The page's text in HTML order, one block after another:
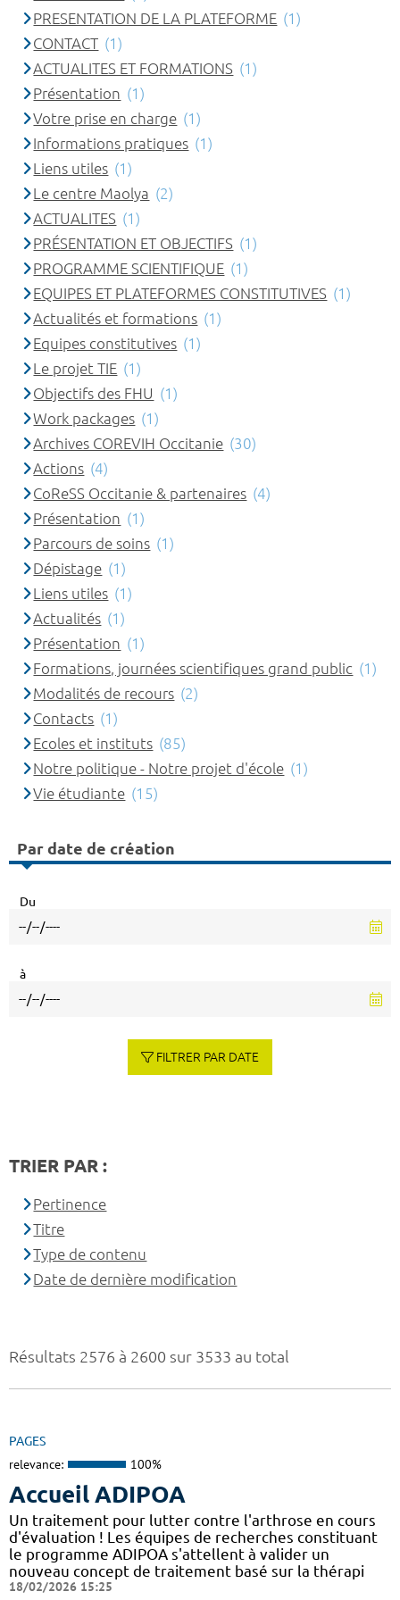
Résultats 2576 à 2600 sur 3533 au total
PAGES
relevance: 100%
Accueil ADIPOA
Un traitement pour lutter contre l'arthrose en cours
d'évaluation ! Les équipes de recherches constituant
le programme ADIPOA s'attellent à valider un
nouveau concept de traitement basé sur la thérapi
18/02/2026 15:25
PRESENTATION DE LA PLATEFORME (1)
CONTACT (1)
ACTUALITES ET FORMATIONS (1)
Présentation (1)
Votre prise en charge (1)
Informations pratiques (1)
Liens utiles (1)
Le centre Maolya (2)
ACTUALITES (1)
PRÉSENTATION ET OBJECTIFS (1)
PROGRAMME SCIENTIFIQUE (1)
EQUIPES ET PLATEFORMES CONSTITUTIVES (1)
Actualités et formations (1)
Equipes constitutives (1)
Le projet TIE (1)
Objectifs des FHU (1)
Work packages (1)
Archives COREVIH Occitanie (30)
Actions (4)
CoReSS Occitanie & partenaires (4)
Présentation (1)
Parcours de soins (1)
Dépistage (1)
Liens utiles (1)
Actualités (1)
Présentation (1)
Formations, journées scientifiques grand public (1)
Modalités de recours (2)
Contacts (1)
Ecoles et instituts (85)
Notre politique - Notre projet d'école (1)
Vie étudiante (15)
Par date de création
Du
à
FILTRER PAR DATE
TRIER PAR :
Pertinence
Titre
Type de contenu
Date de dernière modification